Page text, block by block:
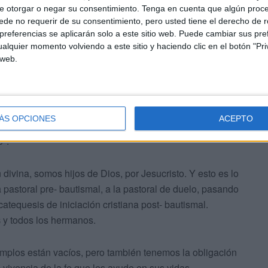
otorgar o negar su consentimiento. Tenga en cuenta que algún
no requerir de su consentimiento, pero usted tiene el derecho de
se aplicarán solo a este sitio web. Puede cambiar sus
momento volviendo a este sitio y haciendo clic en el botón
OPCIONES ACEPTO
y doctrina de Santa Teresa una oportunidad única.
la evangelización, ¿por qué lo ve importante?
existe para evangelizar. Siempre que la Iglesia
da a luz a los hijos de Dios.
15: “pero todos los que recibieron la Palabra, les dio
somos hijos de Dios, por Jesucristo. Y esto es lo
pre- bautismal, a la pastoral de duelo, pasando
de iniciación cristiana post- bautismal.
todos los hermanos.
están vacíos, pero también tenemos la obligación